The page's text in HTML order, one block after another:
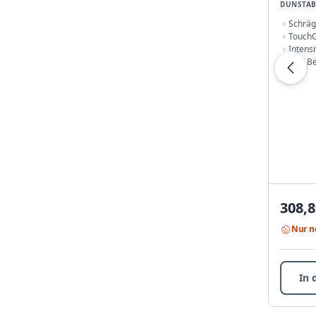
LED-
Nur
In